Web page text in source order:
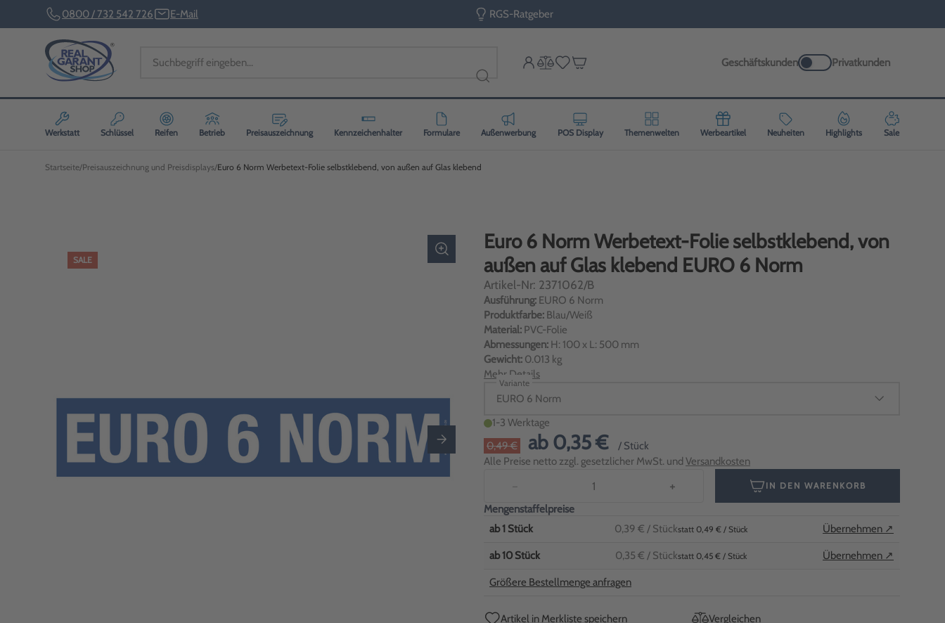
0800 / 732 542 726 E-Mail RGS-Ratgeber
Geschäftskunden Privatkunden
Werkstatt Schlüssel Reifen Betrieb Preisauszeichnung Kennzeichenhalter Formulare Außenwerbung POS Display Themenwelten Werbeartikel Neuheiten Highlights Sale
Startseite Preisauszeichnung und Preisdisplays Euro 6 Norm Werbetext-Folie selbstklebend, von außen auf Glas klebend
SALE
Euro 6 Norm Werbetext-Folie selbstklebend, von
außen auf Glas klebend EURO 6 Norm
Artikel-Nr: 2371062/B
Ausführung: EURO 6 Norm
Produktfarbe: Blau/Weiß
Material: PVC-Folie
Abmessungen: H: 100 x L: 500 mm
Gewicht: 0.013 kg
Mehr Details
Variante
EURO 6 Norm
1-3 Werktage
0,49 €
ab 0,35 €
/ Stück
Alle Preise netto zzgl. gesetzlicher MwSt. und Versandkosten
− + IN DEN WARENKORB
Mengenstaffelpreise
ab1 Stück 0,39 € / Stückstatt 0,49 € / Stück Übernehmen ↗
ab10 Stück 0,35 € / Stückstatt 0,45 € / Stück Übernehmen ↗
Größere Bestellmenge anfragen
Artikel in Merkliste speichern Vergleichen